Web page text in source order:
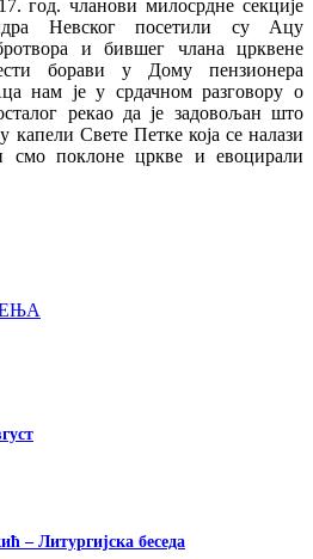
год. чланови милосрдне секције
Невског посетили су Ацу
и бившег члана црквене
борави у Дому пензионера
нам је у срдачном разговору о
рекао да је задовољан што
капели Свете Петке која се налази
смо поклoне цркве и евоцирали
– Литургијска беседа